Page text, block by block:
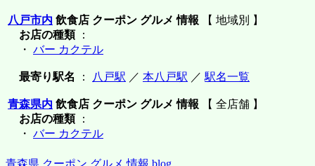
八戸市内 飲食店 クーポン グルメ 情報 【 地域別 】
お店の種類：
・ バー カクテル
最寄り駅名 ： 八戸駅 ／ 本八戸駅 ／ 駅名一覧
青森県内 飲食店 クーポン グルメ 情報 【 全店舗 】
お店の種類：
・ バー カクテル
青森県 クーポン グルメ 情報 blog